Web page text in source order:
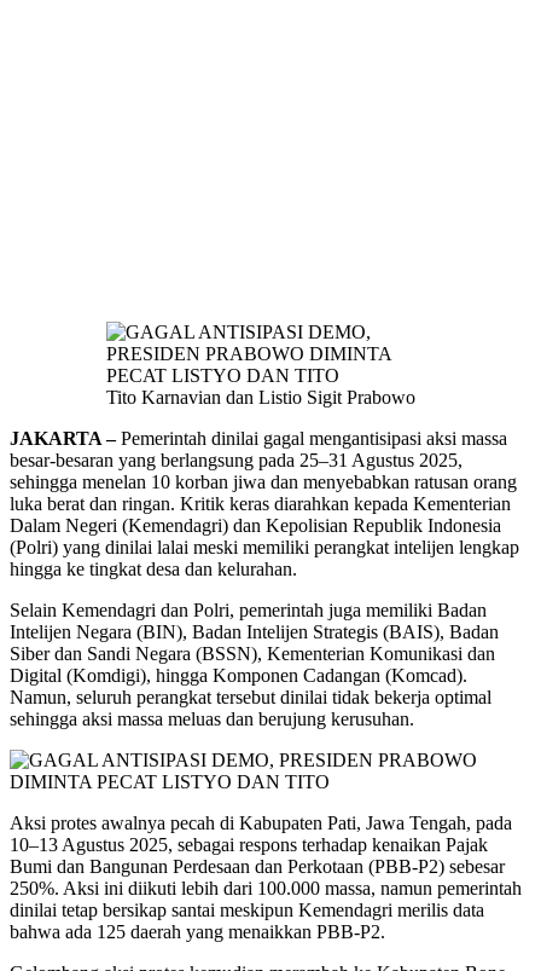
Tito Karnavian dan Listio Sigit Prabowo
JAKARTA –Pemerintah dinilai gagal mengantisipasi aksi massa
besar-besaran yang berlangsung pada 25–31 Agustus 2025,
sehingga menelan 10 korban jiwa dan menyebabkan ratusan orang
luka berat dan ringan. Kritik keras diarahkan kepada Kementerian
Dalam Negeri (Kemendagri) dan Kepolisian Republik Indonesia
(Polri) yang dinilai lalai meski memiliki perangkat intelijen lengkap
hingga ke tingkat desa dan kelurahan.
Selain Kemendagri dan Polri, pemerintah juga memiliki Badan
Intelijen Negara (BIN), Badan Intelijen Strategis (BAIS), Badan
Siber dan Sandi Negara (BSSN), Kementerian Komunikasi dan
Digital (Komdigi), hingga Komponen Cadangan (Komcad).
Namun, seluruh perangkat tersebut dinilai tidak bekerja optimal
sehingga aksi massa meluas dan berujung kerusuhan.
Aksi protes awalnya pecah di Kabupaten Pati, Jawa Tengah, pada
10–13 Agustus 2025, sebagai respons terhadap kenaikan Pajak
Bumi dan Bangunan Perdesaan dan Perkotaan (PBB-P2) sebesar
250%. Aksi ini diikuti lebih dari 100.000 massa, namun pemerintah
dinilai tetap bersikap santai meskipun Kemendagri merilis data
bahwa ada 125 daerah yang menaikkan PBB-P2.